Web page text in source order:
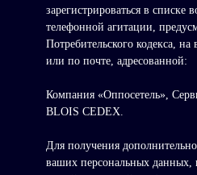
зарегистрироваться в списке
телефонной агитации,
Потребительского кодекса,
или по почте, адресованной:
Компания «Оппосетель»,
BLOIS CEDEX.
Для получения
ваших персональных данных,